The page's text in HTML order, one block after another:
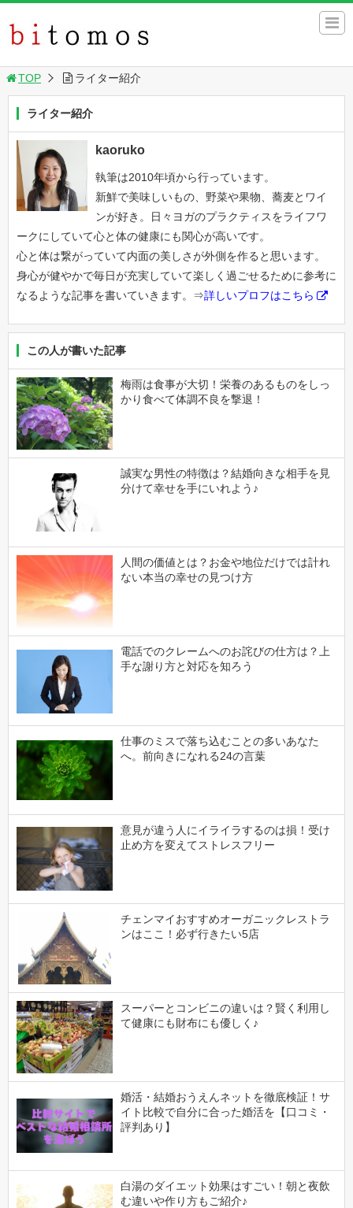
TOP ライター紹介
ライター紹介
kaoruko
執筆は2010年頃から行っています。
新鮮で美味しいもの、野菜や果物、蕎麦とワイ
ンが好き。日々ヨガのプラクティスをライフワ
ークにしていて心と体の健康にも関心が高いです。
心と体は繋がっていて内面の美しさが外側を作ると思います。
身心が健やかで毎日が充実していて楽しく過ごせるために参考に
なるような記事を書いていきます。⇒詳しいプロフはこちら
この人が書いた記事
梅雨は食事が大切！栄養のあるものをしっ
かり食べて体調不良を撃退！
誠実な男性の特徴は？結婚向きな相手を見
分けて幸せを手にいれよう♪
人間の価値とは？お金や地位だけでは計れ
ない本当の幸せの見つけ方
電話でのクレームへのお詫びの仕方は？上
手な謝り方と対応を知ろう
仕事のミスで落ち込むことの多いあなた
へ。前向きになれる24の言葉
意見が違う人にイライラするのは損！受け
止め方を変えてストレスフリー
チェンマイおすすめオーガニックレストラ
ンはここ！必ず行きたい5店
スーパーとコンビニの違いは？賢く利用し
て健康にも財布にも優しく♪
婚活・結婚おうえんネットを徹底検証！サ
イト比較で自分に合った婚活を【口コミ・
評判あり】
白湯のダイエット効果はすごい！朝と夜飲
む違いや作り方もご紹介♪